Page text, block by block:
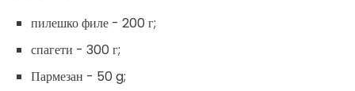
пилешко филе - 200 г;
спагети - 300 г;
Пармезан - 50 g;